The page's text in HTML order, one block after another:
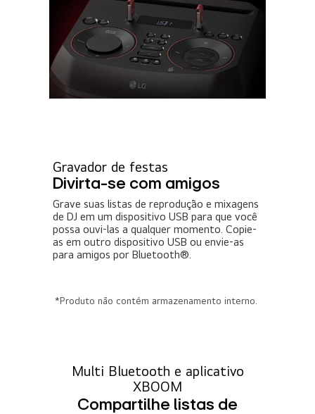
Gravador de festas
Divirta-se com amigos
Grave suas listas de reprodução e mixagens
de DJ em um dispositivo USB para que você
possa ouvi-las a qualquer momento. Copie-
as em outro dispositivo USB ou envie-as
para amigos por Bluetooth®.
*Produto não contém armazenamento interno.
Multi Bluetooth e aplicativo
XBOOM
Compartilhe listas de